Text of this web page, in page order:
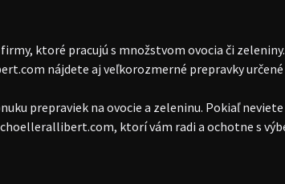
ktoré pracujú s množstvom ovocia či
nájdete aj veľkorozmerné prepravky určené
prepraviek na ovocie a zeleninu. Pokiaľ
ktorí vám radi a ochotne s